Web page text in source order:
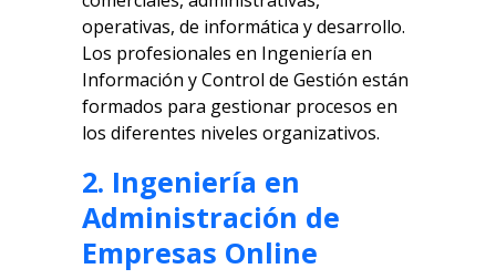
operativas, de informática y desarrollo.
Los profesionales en Ingeniería en
Información y Control de Gestión están
formados para gestionar procesos en
los diferentes niveles organizativos.
2. Ingeniería en
Administración de
Empresas Online